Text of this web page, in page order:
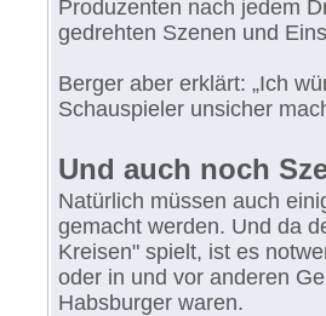
Produzenten nach jedem
gedrehten Szenen und
Berger aber erklärt: „Ich
Schauspieler unsicher
Und auch noch
Natürlich müssen auch
gemacht werden. Und da
Kreisen" spielt, ist es
oder in und vor anderen
Habsburger waren.